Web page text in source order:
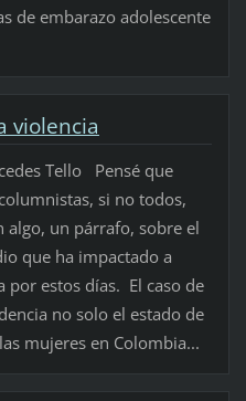
de embarazo adolescente
violencia
Tello Pensé que
si no todos,
algo, un párrafo, sobre el
que ha impactado a
por estos días. El caso de
no solo el estado de
mujeres en Colombia...